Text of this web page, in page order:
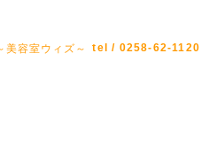
容室ウィズ～ tel / 0258-62-1120